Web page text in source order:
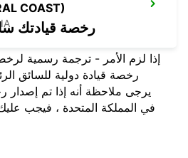
COAST)
رخصة قيادتك
إذا لزم الأمر - ترجمة رسمية
رخصة قيادة دولية للسائق
يرجى ملاحظة أنه إذا تم إصدار
في المملكة المتحدة ، فيجب